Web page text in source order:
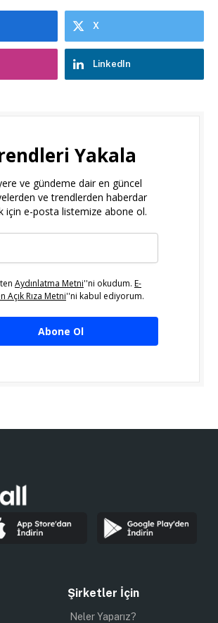
X
LinkedIn
Yakala
ve gündeme dair en güncel
ve trendlerden haberdar
için e-posta listemize abone ol.
Aydınlatma Metni''ni okudum. E-
Açık Rıza Metni''ni kabul ediyorum.
Abone Ol
Şirketler İçin
Neler Yaparız?